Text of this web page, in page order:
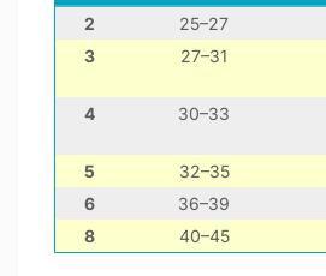
2 25–27
3
27–31
4 30–33
5 32–35
6
36–39
8
40–45